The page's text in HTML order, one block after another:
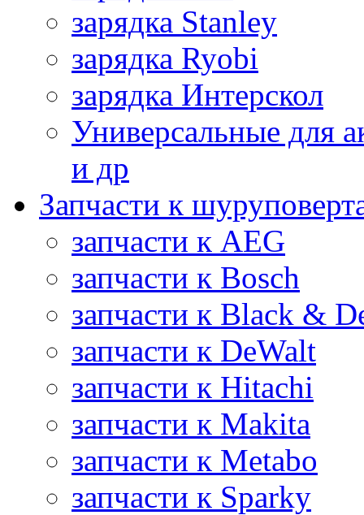
зарядка Stanley
зарядка Ryobi
зарядка Интерскол
Универсальные для
и др
Запчасти к
запчасти к AEG
запчасти к Bosch
запчасти к Black &
запчасти к DeWalt
запчасти к Hitachi
запчасти к Makita
запчасти к Metabo
запчасти к Sparky